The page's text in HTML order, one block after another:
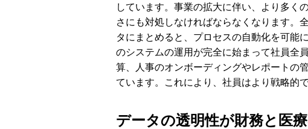
しています。事業の拡大に伴い、より多く
さにも対処しなければならなくなります。
タにまとめると、プロセスの自動化を可能
のシステムの運用が完全に始まって社員全
算、人事のオンボーディングやレポートの
ています。これにより、社員はより戦略的
データの透明性が財務と医